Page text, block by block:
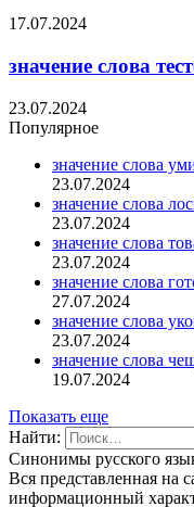
17.07.2024
значение слова
23.07.2024
Популярное
значение слова
23.07.2024
значение слова
23.07.2024
значение слова
23.07.2024
значение слова
27.07.2024
значение слова
23.07.2024
значение слова
19.07.2024
Показать еще
Найти:
Синонимы русского
Вся представленная на
информационный